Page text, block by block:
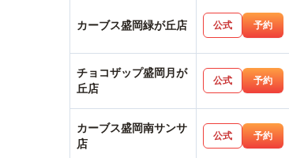
カーブス盛岡緑が丘店 公式 予約
チョコザップ盛岡月が
丘店
公式 予約
カーブス盛岡南サンサ
店
公式 予約